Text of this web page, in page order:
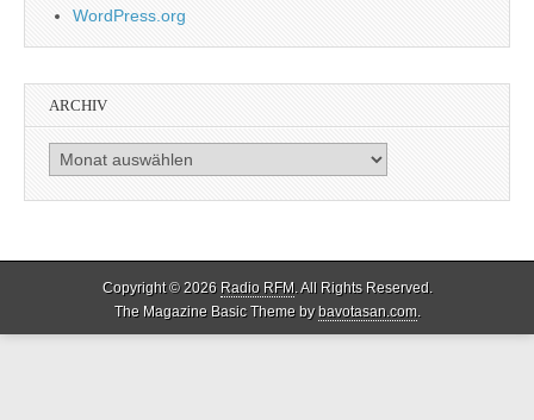
WordPress.org
ARCHIV
Archiv
Copyright © 2026 Radio RFM. All Rights Reserved.
The Magazine Basic Theme bybavotasan.com.